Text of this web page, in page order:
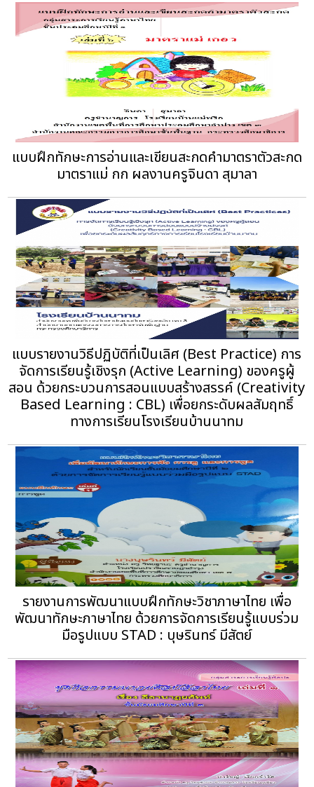
แบบฝึกทักษะการอ่านและเขียนสะกดคำมาตราตัวสะกด
มาตราแม่ กก ผลงานครูจินดา สุมาลา
แบบรายงานวิธีปฏิบัติที่เป็นเลิศ (Best Practice) การ
จัดการเรียนรู้เชิงรุก (Active Learning) ของครูผู้
สอน ด้วยกระบวนการสอนแบบสร้างสรรค์ (Creativity
Based Learning : CBL) เพื่อยกระดับผลสัมฤทธิ์
ทางการเรียนโรงเรียนบ้านนาทม
รายงานการพัฒนาแบบฝึกทักษะวิชาภาษาไทย เพื่อ
พัฒนาทักษะภาษาไทย ด้วยการจัดการเรียนรู้แบบร่วม
มือรูปแบบ STAD : บุษรินทร์ มีสัตย์